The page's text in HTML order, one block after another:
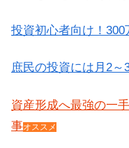
投資初心者向け！
庶民の投資には月2～
資産形成へ最強の一
事オススメ